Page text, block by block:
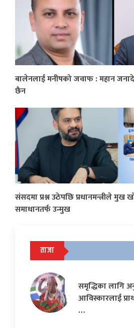
बालेनलाई मनीषको जवाफ : महान
छैन
संसदमा प्रश्न उठेपछि प्रधानमन्त्रीले
समाधानतर्फ उन्मुख
ताजा
समृद्धिका लागि
आविस्कारलाई
…